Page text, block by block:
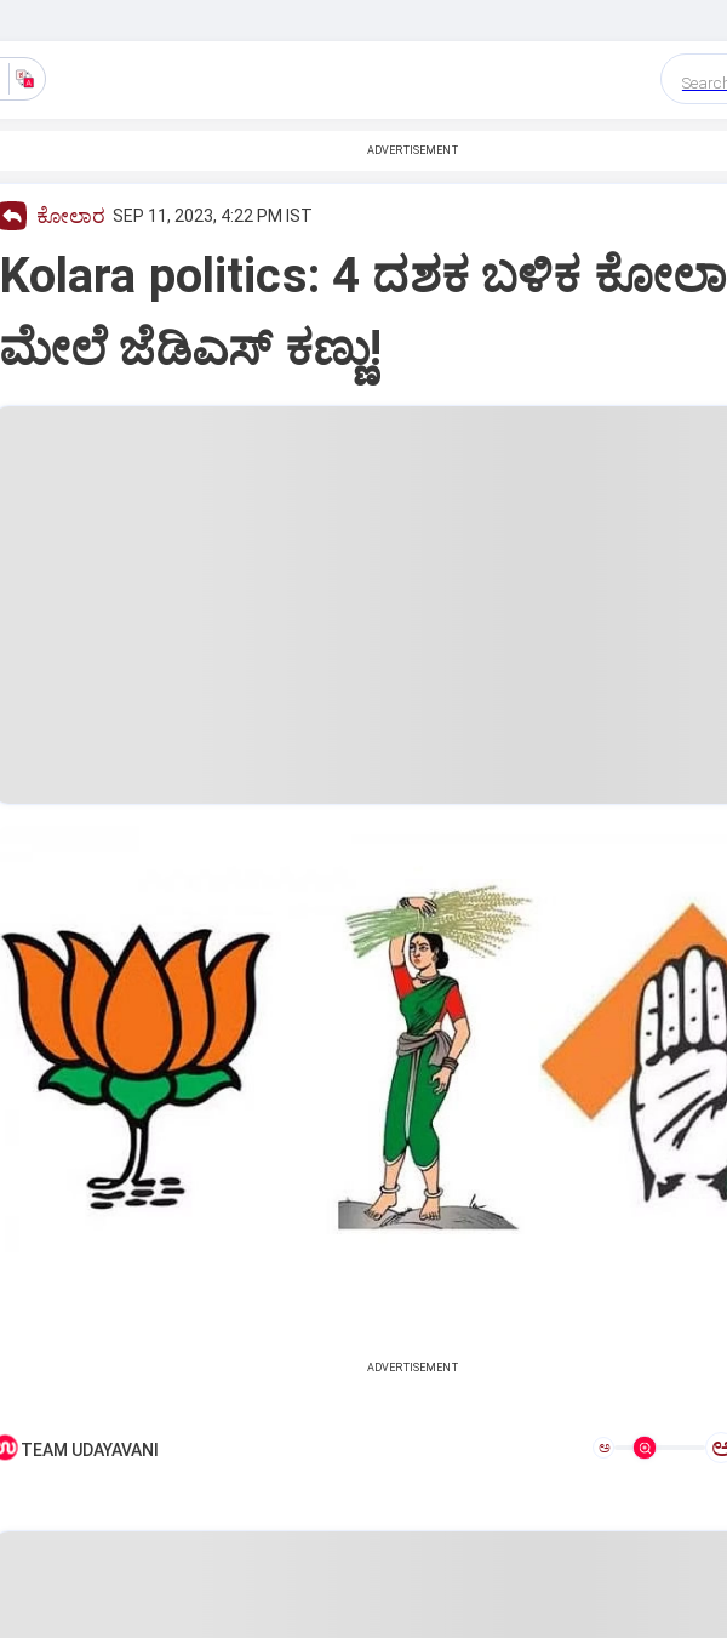
ADVERTISEMENT
ಕೋಲಾರ SEP 11, 2023, 4:22 PM IST
Kolara politics: 4 ದಶಕ ಬಳಿಕ
ಮೇಲೆ ಜೆಡಿಎಸ್‌ ಕಣ್ಣು!
ADVERTISEMENT
TEAM UDAYAVANI ಅ